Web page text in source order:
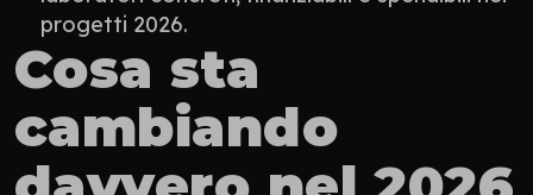
progetti 2026.
Cosa sta
cambiando